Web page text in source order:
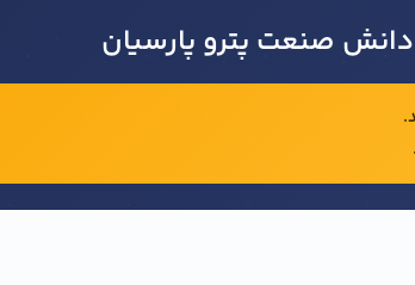
دانش صنعت پترو پارسیان